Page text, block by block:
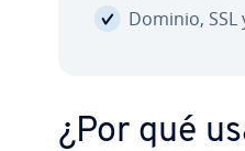
Dominio,
¿Por qué